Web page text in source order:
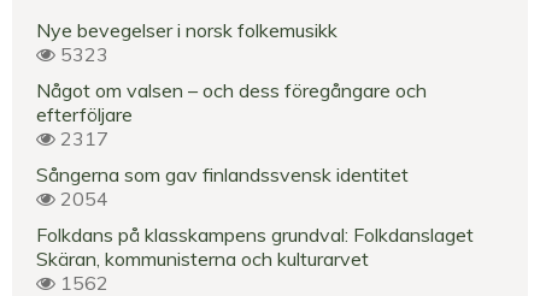
Nye bevegelser i norsk folkemusikk
5323
Något om valsen – och dess föregångare och
efterföljare
2317
Sångerna som gav finlandssvensk identitet
2054
Folkdans på klasskampens grundval: Folkdanslaget
Skäran, kommunisterna och kulturarvet
1562